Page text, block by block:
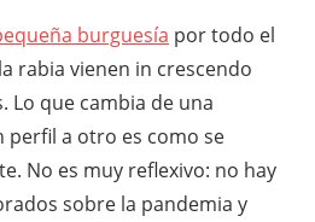
burguesía por todo el
rabia vienen in crescendo
Lo que cambia de una
perfil a otro es como se
No es muy reflexivo: no hay
sobre la pandemia y